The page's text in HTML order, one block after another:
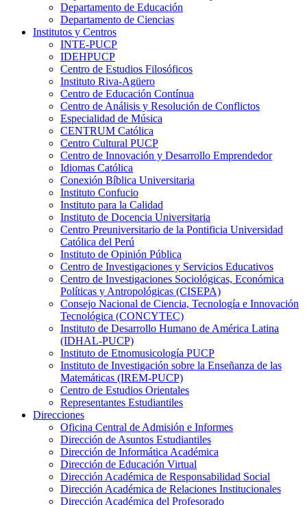
Departamento de Educación
Departamento de Ciencias
Institutos y Centros
INTE-PUCP
IDEHPUCP
Centro de Estudios Filosóficos
Instituto Riva-Agüero
Centro de Educación Contínua
Centro de Análisis y Resolución de Conflictos
Especialidad de Música
CENTRUM Católica
Centro Cultural PUCP
Centro de Innovación y Desarrollo Emprendedor
Idiomas Católica
Conexión Bíblica Universitaria
Instituto Confucio
Instituto para la Calidad
Instituto de Docencia Universitaria
Centro Preuniversitario de la Pontificia Universidad
Católica del Perú
Instituto de Opinión Pública
Centro de Investigaciones y Servicios Educativos
Centro de Investigaciones Sociológicas, Económica
Políticas y Antropológicas (CISEPA)
Consejo Nacional de Ciencia, Tecnología e Innovación
Tecnológica (CONCYTEC)
Instituto de Desarrollo Humano de América Latina
(IDHAL-PUCP)
Instituto de Etnomusicología PUCP
Instituto de Investigación sobre la Enseñanza de las
Matemáticas (IREM-PUCP)
Centro de Estudios Orientales
Representantes Estudiantiles
Direcciones
Oficina Central de Admisión e Informes
Dirección de Asuntos Estudiantiles
Dirección de Informática Académica
Dirección de Educación Virtual
Dirección Académica de Responsabilidad Social
Dirección Académica de Relaciones Institucionales
Dirección Académica del Profesorado